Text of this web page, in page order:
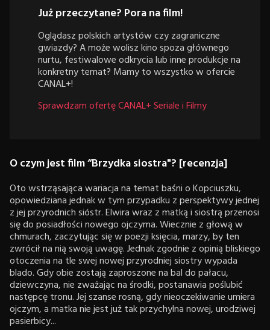
Już przeczytane? Pora na film!
Oglądasz polskich artystów czy zagraniczne
gwiazdy? A może wolisz kino spoza głównego
nurtu, festiwalowe odkrycia lub inne produkcje na
konkretny temat? Mamy to wszystko w ofercie
CANAL+!
Sprawdzam ofertę CANAL+ Seriale i Filmy
O czym jest film “Brzydka siostra"? [recenzja]
Oto wstrząsająca wariacja na temat baśni o Kopciuszku,
opowiedziana jednak w tym przypadku z perspektywy jednej
z jej przyrodnich sióstr. Elwira wraz z matką i siostrą przenosi
się do posiadłości nowego ojczyma. Wiecznie z głową w
chmurach, zaczytując się w poezji księcia, marzy, by ten
zwrócił na nią swoją uwagę. Jednak zgodnie z opinią bliskiego
otoczenia na tle swej nowej przyrodniej siostry wypada
blado. Gdy obie zostają zaproszone na bal do pałacu,
dziewczyna, nie zważając na środki, postanawia poślubić
następcę tronu. Jej szanse rosną, gdy nieoczekiwanie umiera
ojczym, a matka nie jest już tak przychylna nowej, urodziwej
pasierbicy...